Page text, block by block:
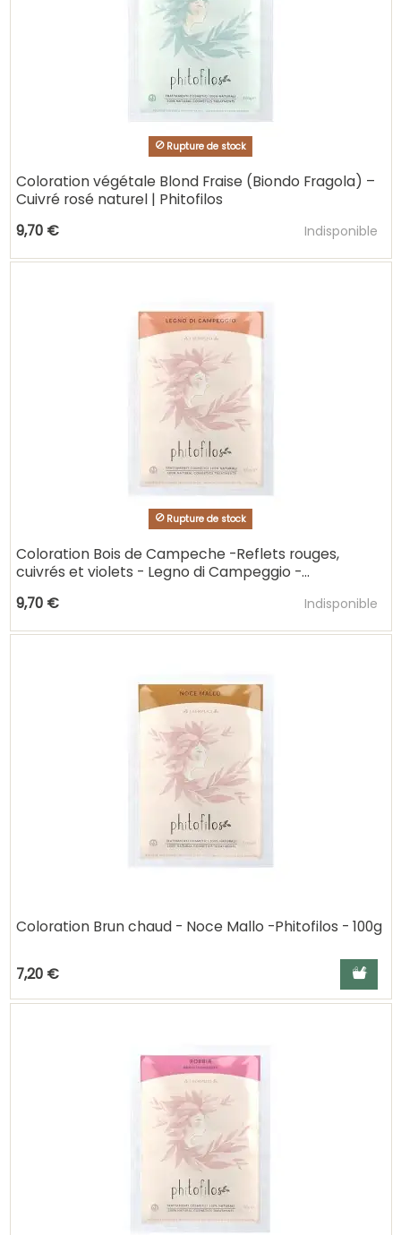
Rupture de stock
Coloration végétale Blond Fraise (Biondo Fragola) –
Cuivré rosé naturel | Phitofilos
9,70 €
Indisponible
Ajouter au
Rupture de stock
Coloration Bois de Campeche -Reflets rouges,
cuivrés et violets - Legno di Campeggio -...
9,70 €
Indisponible
Ajouter au
Coloration Brun chaud - Noce Mallo -Phitofilos - 100g
7,20 € Ajouter